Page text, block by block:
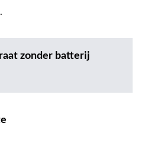
zonder batterij